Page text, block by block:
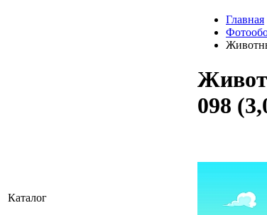
Каталог
Главная
098